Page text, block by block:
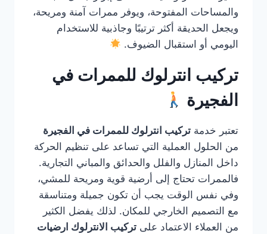
والمساحات المفتوحة، ويوفر ممرات آمنة ومريحة،
ويجعل الحديقة أكثر ترتيبًا وجاذبية للاستخدام
اليومي أو استقبال الضيوف.
تركيب انترلوك للممرات في
الفجيرة
تعتبر خدمة تركيب انترلوك للممرات في الفجيرة
من الحلول العملية التي تساعد على تنظيم الحركة
داخل المنازل والفلل والحدائق والمباني التجارية.
فالممرات تحتاج إلى أرضية قوية ومريحة للمشي،
وفي نفس الوقت يجب أن تكون جميلة ومتناسقة
مع التصميم الخارجي للمكان. لذلك يفضل الكثير
من العملاء الاعتماد على تركيب الانترلوك ارضيات